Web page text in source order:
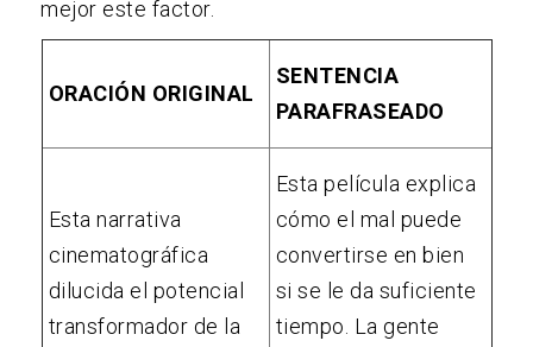
mejor este factor.
ORACIÓN ORIGINAL
SENTENCIA
PARAFRASEADO
Esta narrativa
cinematográfica
dilucida el potencial
transformador de la
Esta película explica
cómo el mal puede
convertirse en bien
si se le da suficiente
tiempo. La gente